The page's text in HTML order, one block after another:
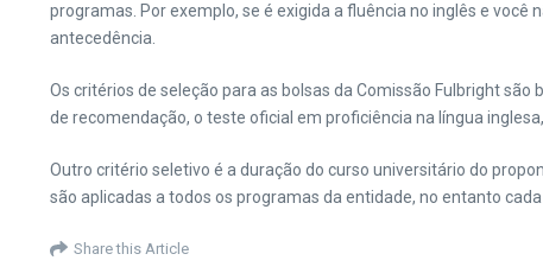
programas. Por exemplo, se é exigida a fluência no inglês e
antecedência.
Os critérios de seleção para as bolsas da Comissão Fulbright
de recomendação, o teste oficial em proficiência na língua
Outro critério seletivo é a duração do curso universitário do
são aplicadas a todos os programas da entidade, no entanto
Share this Article